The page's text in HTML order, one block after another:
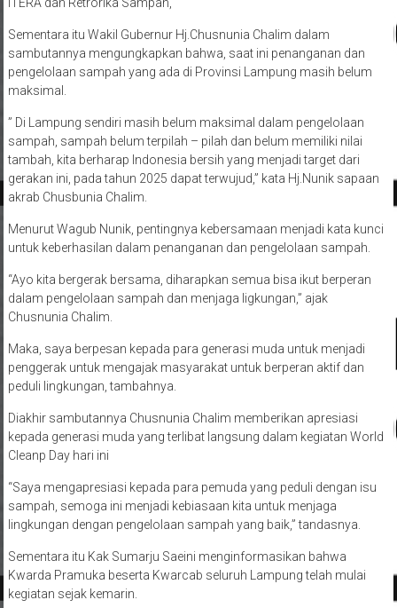
sambutannya mengungkapkan bahwa, saat ini penanganan dan
pengelolaan sampah yang ada di Provinsi Lampung masih belum
maksimal.
sampah, sampah belum terpilah – pilah dan belum memiliki nilai
tambah, kita berharap Indonesia bersih yang menjadi target dari
gerakan ini, pada tahun 2025 dapat terwujud,” kata Hj.Nunik sapaan
akrab Chusbunia Chalim.
untuk keberhasilan dalam penanganan dan pengelolaan sampah.
dalam pengelolaan sampah dan menjaga ligkungan,” ajak
Chusnunia Chalim.
penggerak untuk mengajak masyarakat untuk berperan aktif dan
peduli lingkungan, tambahnya.
kepada generasi muda yang terlibat langsung dalam kegiatan World
Cleanp Day hari ini
sampah, semoga ini menjadi kebiasaan kita untuk menjaga
lingkungan dengan pengelolaan sampah yang baik,” tandasnya.
Kwarda Pramuka beserta Kwarcab seluruh Lampung telah mulai
kegiatan sejak kemarin.